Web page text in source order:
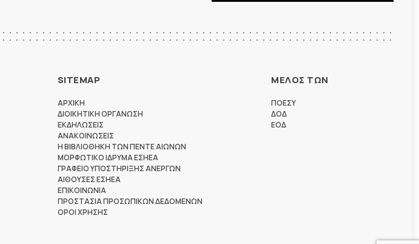
SITEMAP
ΑΡΧΙΚΗ
ΔΙΟΙΚΗΤΙΚΗ ΟΡΓΑΝΩΣΗ
ΕΚΔΗΛΩΣΕΙΣ
ΑΝΑΚΟΙΝΩΣΕΙΣ
Η ΒΙΒΛΙΟΘΗΚΗ ΤΩΝ ΠΕΝΤΕ ΑΙΩΝΩΝ
ΜΟΡΦΩΤΙΚΟ ΙΔΡΥΜΑ ΕΣΗΕΑ
ΓΡΑΦΕΙΟ ΥΠΟΣΤΗΡΙΞΗΣ ΑΝΕΡΓΩΝ
ΑΙΘΟΥΣΕΣ ΕΣΗΕΑ
ΕΠΙΚΟΙΝΩΝΙΑ
ΠΡΟΣΤΑΣΙΑ ΠΡΟΣΩΠΙΚΩΝ ΔΕΔΟΜΕΝΩΝ
ΟΡΟΙ ΧΡΗΣΗΣ
ΜΕΛΟΣ ΤΩΝ
ΠΟΕΣΥ
ΔΟΔ
ΕΟΔ